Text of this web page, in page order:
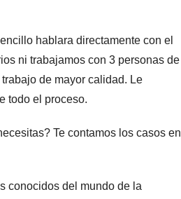
hablara directamente con el
ni trabajamos con 3 personas de
de mayor calidad. Le
todo el proceso.
Te contamos los casos en
conocidos del mundo de la